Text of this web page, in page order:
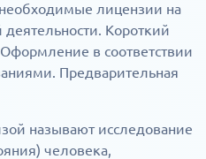
лицензии на
Короткий
в соответствии
Предварительная
называют исследование
человека,